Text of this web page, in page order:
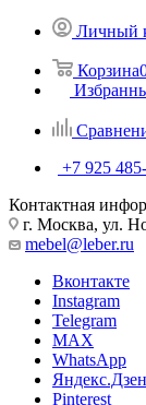
Личный
Корзина
+7 925
Контактная
г. Москва, ул.
mebel@leber.ru
Вконтакте
Instagram
Telegram
MAX
WhatsApp
Яндекс.Дзен
Pinterest